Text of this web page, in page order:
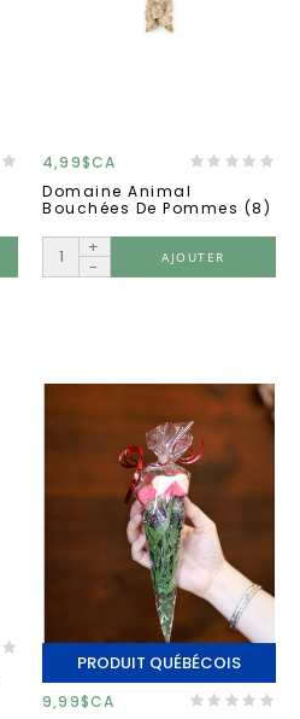
4,99$CA
Domaine Animal
Bouchées De Pommes (8)
+
-
AJOUTER
PRODUIT QUÉBÉCOIS
9,99$CA